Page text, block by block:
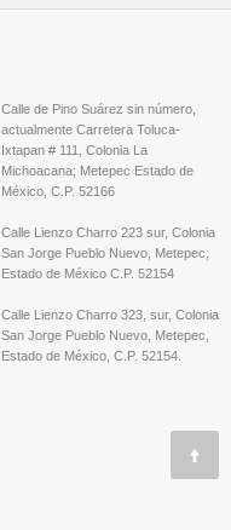
Calle de Pino Suárez sin número,
actualmente Carretera Toluca-
Ixtapan # 111, Colonia La
Michoacana; Metepec Estado de
México, C.P. 52166
Calle Lienzo Charro 223 sur, Colonia
San Jorge Pueblo Nuevo, Metepec,
Estado de México C.P. 52154
Calle Lienzo Charro 323, sur, Colonia
San Jorge Pueblo Nuevo, Metepec,
Estado de México, C.P. 52154.